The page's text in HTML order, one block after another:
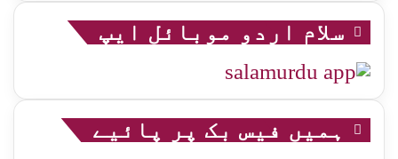
سلام اردو موبائل ایپ
ہمیں فیس بک پر پائیے